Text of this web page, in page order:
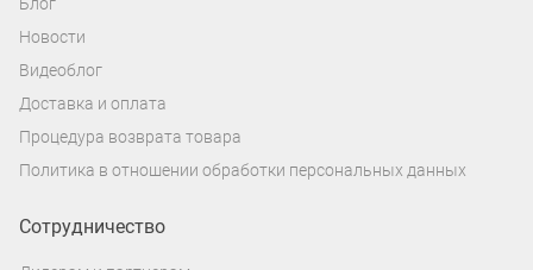
Блог
Новости
Видеоблог
Доставка и оплата
Процедура возврата товара
Политика в отношении обработки персональных данных
Сотрудничество